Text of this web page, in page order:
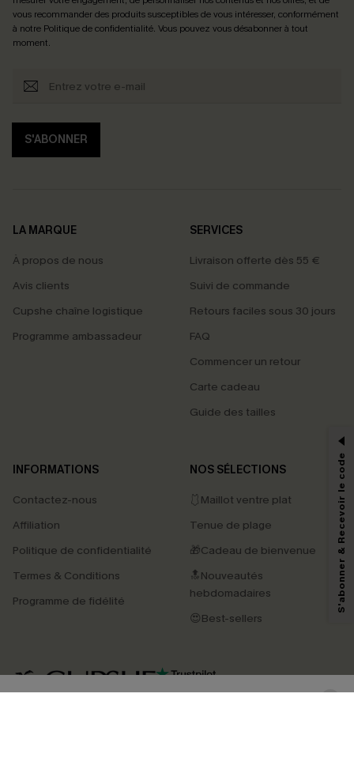
vous recommander des produits susceptibles de vous intéresser, conformément
à notre Politique de confidentialité. Vous pouvez vous désabonner à tout
moment.
S'ABONNER
LA MARQUE
À propos de nous
Avis clients
Cupshe chaîne logistique
Programme ambassadeur
SERVICES
Livraison offerte dès 55 €
Suivi de commande
Retours faciles sous 30 jours
FAQ
Commencer un retour
Carte cadeau
Guide des tailles
INFORMATIONS
Contactez-nous
Affiliation
Politique de confidentialité
Termes & Conditions
Programme de fidélité
NOS SÉLECTIONS
🩱Maillot ventre plat
Tenue de plage
🎁Cadeau de bienvenue
🔝Nouveautés
hebdomadaires
😍Best-sellers
4.4
PROFITEZ DE -15%
marketing (y compris du contenu généré par l'IA) de Cupshe et
pouvons utiliser les données collectées sur notre site ainsi que des
savoir si ceux-ci ont été ouverts, de mesurer votre engagement, de
personnaliser nos contenus et nos offres, et de vous recommander des
produits susceptibles de vous intéresser, conformément à notre
Politique de
. Vous pouvez vous désabonner à tout moment.
S'abonner & Recevoir le code